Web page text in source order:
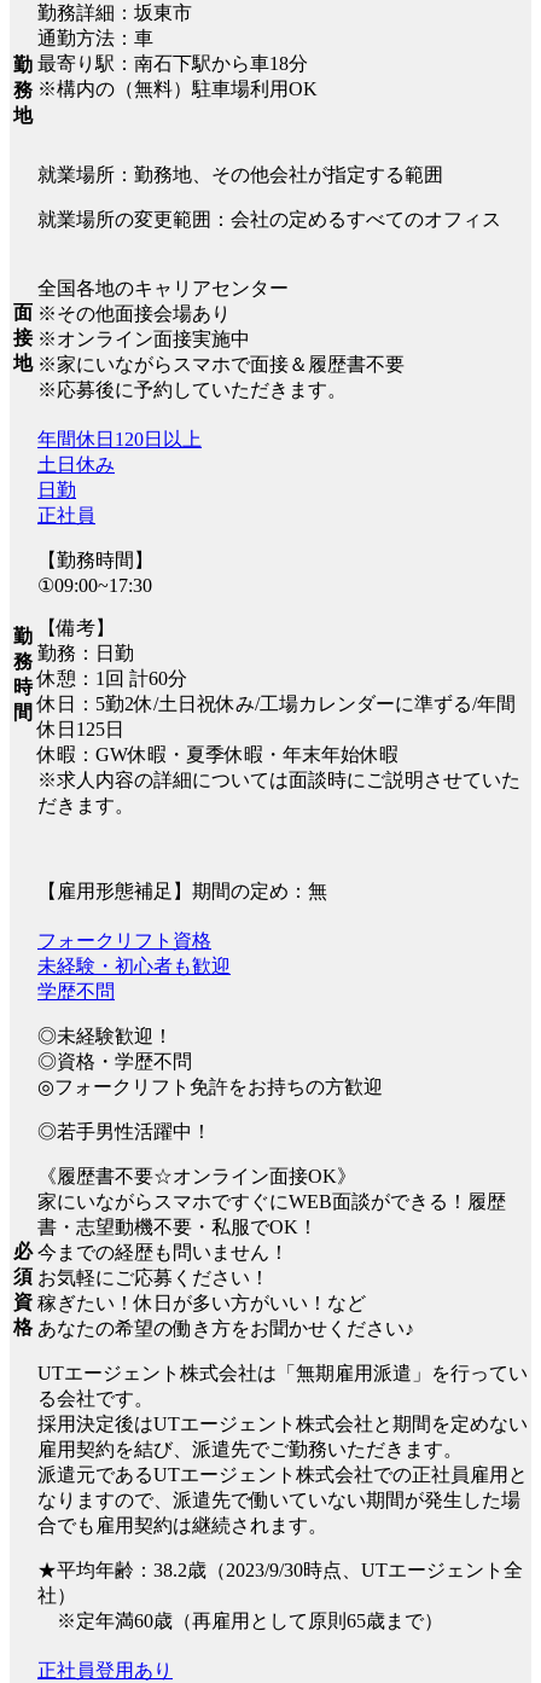
勤
務
地
勤務詳細：坂東市
通勤方法：車
最寄り駅：南石下駅から車18分
※構内の（無料）駐車場利用OK
就業場所：勤務地、その他会社が指定する範囲
就業場所の変更範囲：会社の定めるすべてのオフィス
面
接
地
全国各地のキャリアセンター
※その他面接会場あり
※オンライン面接実施中
※家にいながらスマホで面接＆履歴書不要
※応募後に予約していただきます。
勤
務
時
間
年間休日120日以上
土日休み
日勤
正社員
【勤務時間】
①09:00~17:30
【備考】
勤務：日勤
休憩：1回 計60分
休日：5勤2休/土日祝休み/工場カレンダーに準ずる/年間
休日125日
休暇：GW休暇・夏季休暇・年末年始休暇
※求人内容の詳細については面談時にご説明させていた
だきます。
【雇用形態補足】期間の定め：無
必
須
資
格
フォークリフト資格
未経験・初心者も歓迎
学歴不問
◎未経験歓迎！
◎資格・学歴不問
◎フォークリフト免許をお持ちの方歓迎
◎若手男性活躍中！
《履歴書不要☆オンライン面接OK》
家にいながらスマホですぐにWEB面談ができる！履歴
書・志望動機不要・私服でOK！
今までの経歴も問いません！
お気軽にご応募ください！
稼ぎたい！休日が多い方がいい！など
あなたの希望の働き方をお聞かせください♪
UTエージェント株式会社は「無期雇用派遣」を行ってい
る会社です。
採用決定後はUTエージェント株式会社と期間を定めない
雇用契約を結び、派遣先でご勤務いただきます。
派遣元であるUTエージェント株式会社での正社員雇用と
なりますので、派遣先で働いていない期間が発生した場
合でも雇用契約は継続されます。
★平均年齢：38.2歳（2023/9/30時点、UTエージェント全
社）
※定年満60歳（再雇用として原則65歳まで）
正社員登用あり